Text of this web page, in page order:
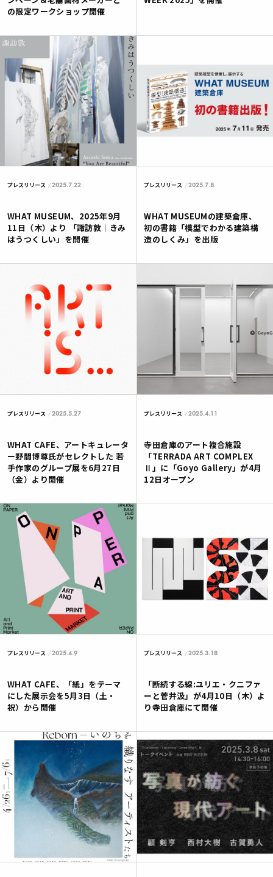
の限定ワークショップ開催
プレスリリース 2025.7.22
WHAT MUSEUM、2025年9月
11日（木）より 「諏訪敦｜きみ
はうつくしい」を開催
プレスリリース 2025.7.8
WHAT MUSEUMの建築倉庫、
初の書籍「模型でわかる建築構
造のしくみ」を出版
プレスリリース 2025.5.27
WHAT CAFE、アートキュレータ
ー野間博尊氏がセレクトした 若
手作家のグループ展を6月27日
（金）より開催
プレスリリース 2025.4.11
寺田倉庫のアート複合施設
「TERRADA ART COMPLEX
Ⅱ」に「Goyo Gallery」が4月
12日オープン
プレスリリース 2025.4.9
WHAT CAFE、「紙」をテーマ
にした展示会を5月3日（土・
祝）から開催
プレスリリース 2025.3.18
「断続する線:ユリエ・クニファ
ーと菅井汲」が4月10日（木）よ
り寺田倉庫にて開催